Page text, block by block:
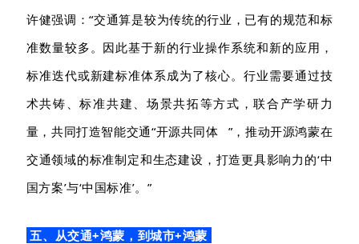
许健强调：“交通算是较为传统的行业， 已有的规范和标
准数量较多 。因此基于新的行业操作系统和新的应用，
标准迭代或新建标准体系成为了核心。 行业需要通过技
术共铸、标准共建、场景共拓等方式，联合产学研力
量，共同打造智能交通“开源共同体
”，推动开源鸿蒙在
交通领域的标准制定和生态建设，打造更具影响力的‘中
国方案’与‘中国标准’。”
五、从交通+鸿蒙，到城市+鸿蒙